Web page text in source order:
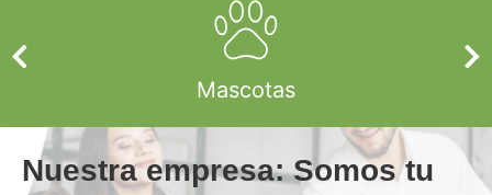
Mascotas
Nuestra empresa: Somos tu